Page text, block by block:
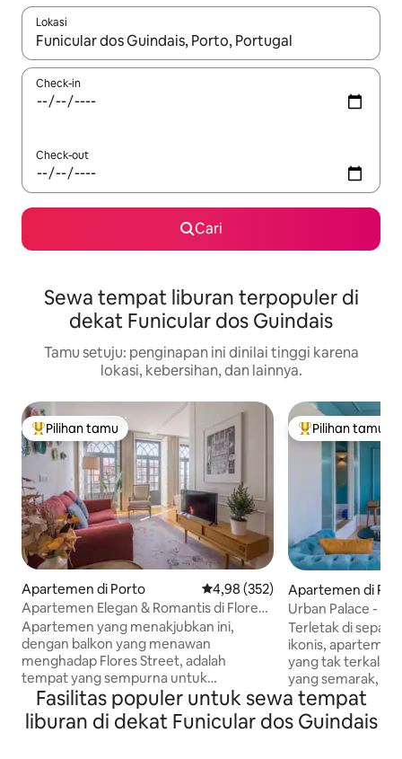
Lokasi
Jika hasil yang dicari tersedia, telusuri dengan tombol panah
Check-in
Check-out
Cari
Sewa tempat liburan terpopuler di
dekat Funicular dos Guindais
Tamu setuju: penginapan ini dinilai tinggi karena
lokasi, kebersihan, dan lainnya.
Pilihan tamu terpopuler
Pilihan tamu
Apartemen di Porto Nilai rata-rata 4,98 dari 5, 352
4,98 (352)
Apartemen Elegan & Romantis di Flores
Street-Balkon/AC
Apartemen yang menakjubkan ini,
dengan balkon yang menawan
menghadap Flores Street, adalah
tempat yang sempurna untuk
merasakan Porto yang ajaib. Apartemen
yang elegan, dipenuhi cahaya, dihiasi
dengan indah, dengan sedikit sentuhan
Pilihan tamu
Pilihan tamu
Apartemen di
Urban Palace -
Ribeira dengan
Terletak di
ikonis,
yang tak
yang semarak,
paling terkenal di
Apartemen
dengan Silver
Fasilitas populer untuk sewa tempat
liburan di dekat Funicular dos Guindais